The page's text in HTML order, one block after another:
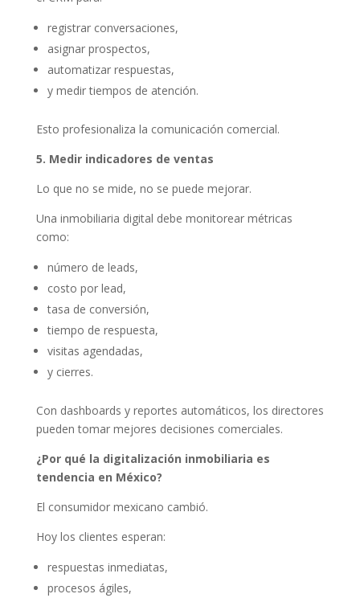
registrar conversaciones,
asignar prospectos,
automatizar respuestas,
y medir tiempos de atención.
Esto profesionaliza la comunicación comercial.
5. Medir indicadores de ventas
Lo que no se mide, no se puede mejorar.
Una inmobiliaria digital debe monitorear métricas
como:
número de leads,
costo por lead,
tasa de conversión,
tiempo de respuesta,
visitas agendadas,
y cierres.
Con dashboards y reportes automáticos, los directores
pueden tomar mejores decisiones comerciales.
¿Por qué la digitalización inmobiliaria es
tendencia en México?
El consumidor mexicano cambió.
Hoy los clientes esperan:
respuestas inmediatas,
procesos ágiles,